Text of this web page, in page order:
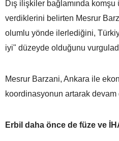
Dış ilişkiler bağlamında
verdiklerini belirten Mesrur
olumlu yönde ilerlediğini,
iyi" düzeyde olduğunu
Mesrur Barzani, Ankara ile
koordinasyonun artarak
Erbil daha önce de füze ve